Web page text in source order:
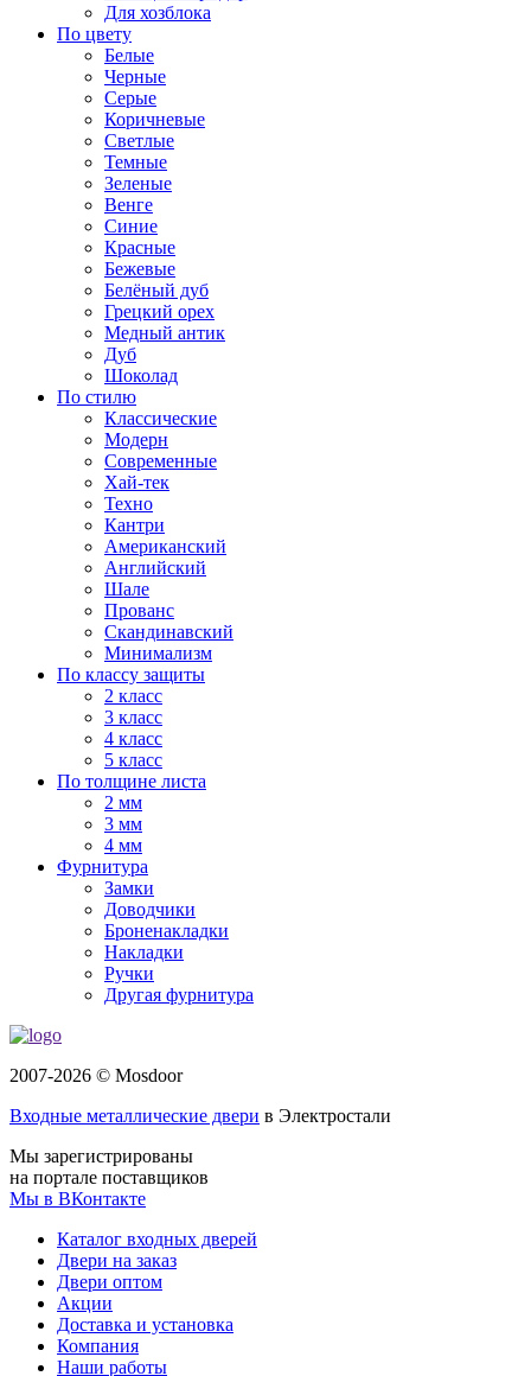
Для хозблока
По цвету
Белые
Черные
Серые
Коричневые
Светлые
Темные
Зеленые
Венге
Синие
Красные
Бежевые
Белёный дуб
Грецкий орех
Медный антик
Дуб
Шоколад
По стилю
Классические
Модерн
Современные
Хай-тек
Техно
Кантри
Американский
Английский
Шале
Прованс
Скандинавский
Минимализм
По классу защиты
2 класс
3 класс
4 класс
5 класс
По толщине листа
2 мм
3 мм
4 мм
Фурнитура
Замки
Доводчики
Броненакладки
Накладки
Ручки
Другая фурнитура
2007-2026 © Mosdoor
Входные металлические двери в Электростали
Мы зарегистрированы
на портале поставщиков
Мы в ВКонтакте
Каталог входных дверей
Двери на заказ
Двери оптом
Акции
Доставка и установка
Компания
Наши работы